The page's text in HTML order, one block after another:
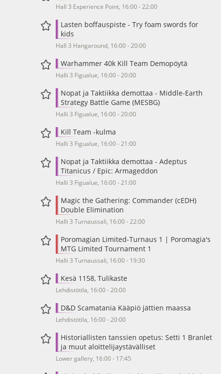
Hall 3 Experience Point, 16:00 - 22:00
Lasten boffauspiste - Try foam swords for
kids
Hall 3 Hangaround, 16:00 - 20:00
Warhammer 40k Kill Team Demopöytä
Halli 3 Figualue, 16:00 - 20:00
Nopat ja Taktiikka demottaa - Middle-Earth
Strategy Battle Game (MESBG)
Halli 3 Figualue, 16:00 - 20:00
Kill Team -kulma
Halli 3 Figualue, 16:00 - 21:00
Nopat ja Taktiikka demottaa - Adeptus
Titanicus / Epic: Armageddon
Halli 3 Figualue, 16:00 - 21:00
Magic the Gathering: Commander (cEDH)
Double Elimination
Halli 3 Turnaussali, 16:00 - 22:00
Poromagian Limited-Turnaus 1 | Poromagia's
MTG Limited Tournament 1
Halli 3 Turnaussali, 16:00 - 19:30
Kesä 1158, Tulikaste
Lehdistötila, 16:00 - 20:00
D&D Scamatania Kääpiö jättien maassa
Lehdistötila, 16:00 - 20:00
Historiallisten tanssien opetus: Setti 1 Branlet
ja muut aloittelijaystävälliset
Lower gallery, 16:00 - 17:45